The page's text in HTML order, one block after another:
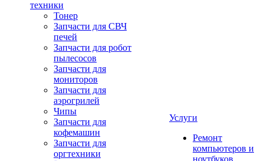
техники
Тонер
Запчасти для СВЧ
печей
Запчасти для робот
пылесосов
Запчасти для
мониторов
Запчасти для
аэрогрилей
Чипы
Запчасти для
кофемашин
Запчасти для
оргтехники
Услуги
Ремонт
компьютеров и
ноутбуков